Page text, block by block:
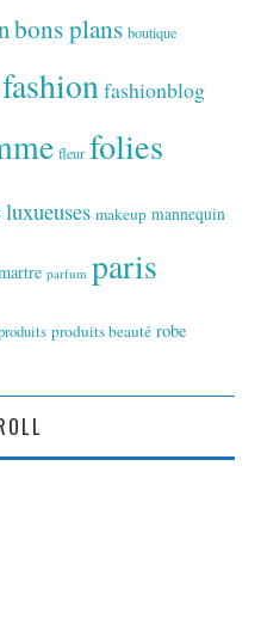
bons plans boutique
fashionfashionblog
fleur folies
luxueuses makeup mannequin
parfum paris
produits beauté robe